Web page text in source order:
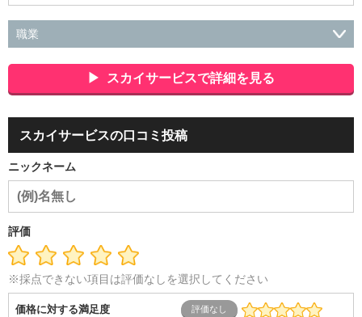
職業
広告・マスコミ
接客・小売・流通・外食・食
品
アミューズメント・エンターテイメント・ゲーム関連
美
ダル・葬祭
メディア職
クリエイティブ・デザイン・映像・
音響
芸能・イベント・コンパニオン
ム開発・SE・インフラ）
導体・制御）
警備・交通・建築・土木技術職
医療・福祉・
介護
その他
ス
士業・コンサルティング 金融・商社
不動産・保険・サ
ービス
専業主婦（夫）
営業
スカイサービスで詳細を見る
スカイサービスの口コミ投稿
ニックネーム
評価
※採点できない項目は評価なしを選択してください
価格に対する満足度